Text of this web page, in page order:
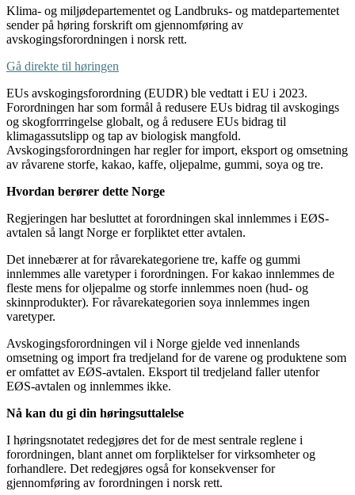
Klima- og miljødepartementet og Landbruks- og matdepartementet
sender på høring forskrift om gjennomføring av
avskogingsforordningen i norsk rett.
Gå direkte til høringen
EUs avskogingsforordning (EUDR) ble vedtatt i EU i 2023.
Forordningen har som formål å redusere EUs bidrag til avskogings
og skogforrringelse globalt, og å redusere EUs bidrag til
klimagassutslipp og tap av biologisk mangfold.
Avskogingsforordningen har regler for import, eksport og omsetning
av råvarene storfe, kakao, kaffe, oljepalme, gummi, soya og tre.
Hvordan berører dette Norge
Regjeringen har besluttet at forordningen skal innlemmes i EØS-
avtalen så langt Norge er forpliktet etter avtalen.
Det innebærer at for råvarekategoriene tre, kaffe og gummi
innlemmes alle varetyper i forordningen. For kakao innlemmes de
fleste mens for oljepalme og storfe innlemmes noen (hud- og
skinnprodukter). For råvarekategorien soya innlemmes ingen
varetyper.
Avskogingsforordningen vil i Norge gjelde ved innenlands
omsetning og import fra tredjeland for de varene og produktene som
er omfattet av EØS-avtalen. Eksport til tredjeland faller utenfor
EØS-avtalen og innlemmes ikke.
Nå kan du gi din høringsuttalelse
I høringsnotatet redegjøres det for de mest sentrale reglene i
forordningen, blant annet om forpliktelser for virksomheter og
forhandlere. Det redegjøres også for konsekvenser for
gjennomføring av forordningen i norsk rett.